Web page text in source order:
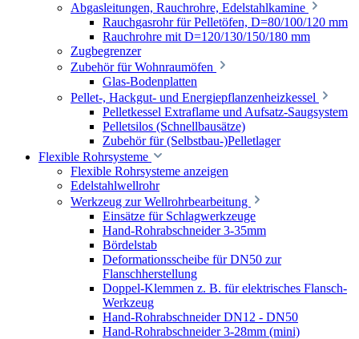
Abgasleitungen, Rauchrohre, Edelstahlkamine
Rauchgasrohr für Pelletöfen, D=80/100/120 mm
Rauchrohre mit D=120/130/150/180 mm
Zugbegrenzer
Zubehör für Wohnraumöfen
Glas-Bodenplatten
Pellet-, Hackgut- und Energiepflanzenheizkessel
Pelletkessel Extraflame und Aufsatz-Saugsystem
Pelletsilos (Schnellbausätze)
Zubehör für (Selbstbau-)Pelletlager
Flexible Rohrsysteme
Flexible Rohrsysteme anzeigen
Edelstahlwellrohr
Werkzeug zur Wellrohrbearbeitung
Einsätze für Schlagwerkzeuge
Hand-Rohrabschneider 3-35mm
Bördelstab
Deformationsscheibe für DN50 zur
Flanschherstellung
Doppel-Klemmen z. B. für elektrisches Flansch-
Werkzeug
Hand-Rohrabschneider DN12 - DN50
Hand-Rohrabschneider 3-28mm (mini)